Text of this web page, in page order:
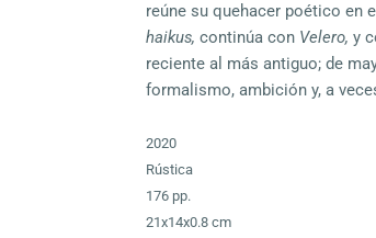
reúne su quehacer poético en
haikus, continúa con Velero, y
reciente al más antiguo; de
formalismo, ambición y, a
2020
Rústica
176 pp.
21x14x0.8 cm